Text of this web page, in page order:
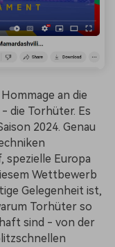
an die
die Torhüter. Es
2024. Genau
spezielle Europa
Wettbewerb
Gelegenheit ist,
Torhüter so
sind - von der